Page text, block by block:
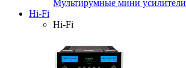
Мультирумные мини усилители
Hi-Fi
Hi-Fi